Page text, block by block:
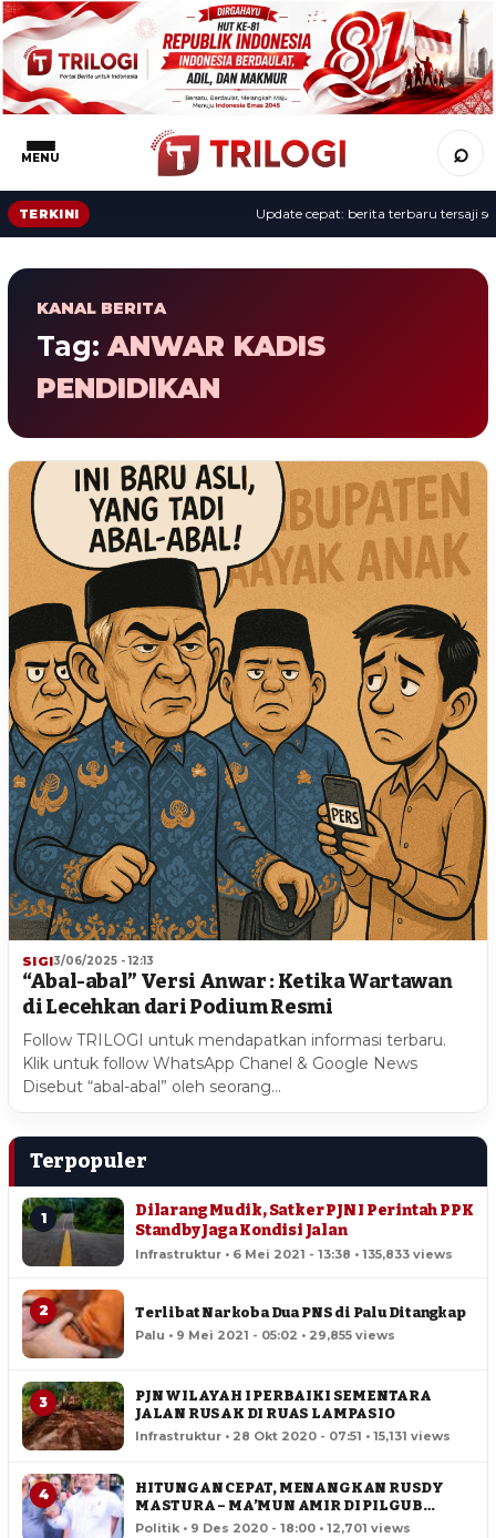
MENU ⌕
TERKINI Update cepat: berita terbaru tersaji
KANAL BERITA
Tag: ANWAR KADIS
PENDIDIKAN
SIGI3/06/2025 - 12:13
“Abal-abal” Versi Anwar : Ketika Wartawan
di Lecehkan dari Podium Resmi
Follow TRILOGI untuk mendapatkan informasi terbaru.
Klik untuk follow WhatsApp Chanel & Google News
Disebut “abal-abal” oleh seorang…
Terpopuler
1
Dilarang Mudik, Satker PJN I Perintah PPK
Standby Jaga Kondisi Jalan
Infrastruktur • 6 Mei 2021 - 13:38 • 135,833 views
2 Terlibat Narkoba Dua PNS di Palu Ditangkap
Palu • 9 Mei 2021 - 05:02 • 29,855 views
3
PJN WILAYAH I PERBAIKI SEMENTARA
JALAN RUSAK DI RUAS LAMPASIO
Infrastruktur • 28 Okt 2020 - 07:51 • 15,131 views
4
HITUNGAN CEPAT, MENANGKAN RUSDY
MASTURA – MA’MUN AMIR DI PILGUB
SULTENG
Politik • 9 Des 2020 - 18:00 • 12,701 views